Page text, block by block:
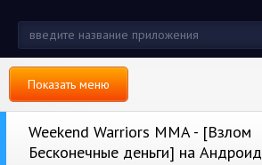
Показать меню
Weekend Warriors MMA - [Взлом
Бесконечные деньги] на Андроид